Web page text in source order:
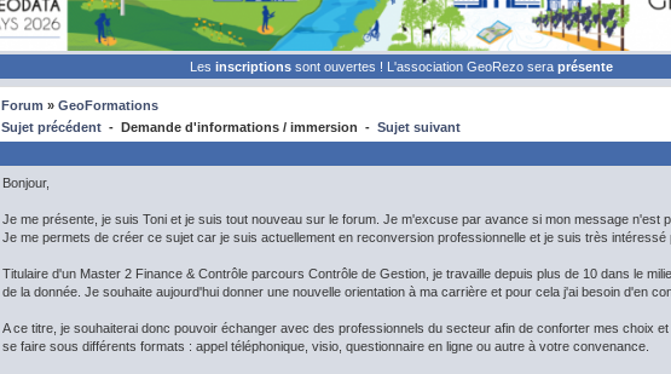
Les inscriptions sont ouvertes ! L'association GeoRezo sera présente
Forum » GeoFormations
Sujet précédent - Demande d'informations / immersion - Sujet suivant
Bonjour,
Je me présente, je suis Toni et je suis tout nouveau sur le forum. Je m'excuse par avance si mon message n'est
Je me permets de créer ce sujet car je suis actuellement en reconversion professionnelle et je suis très intéressé
Titulaire d'un Master 2 Finance & Contrôle parcours Contrôle de Gestion, je travaille depuis plus de 10 dans le
de la donnée. Je souhaite aujourd'hui donner une nouvelle orientation à ma carrière et pour cela j'ai besoin d'en
A ce titre, je souhaiterai donc pouvoir échanger avec des professionnels du secteur afin de conforter mes choix
se faire sous différents formats : appel téléphonique, visio, questionnaire en ligne ou autre à votre convenance.